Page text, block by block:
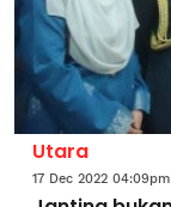
Utara
17 Dec 2022 04:09pm